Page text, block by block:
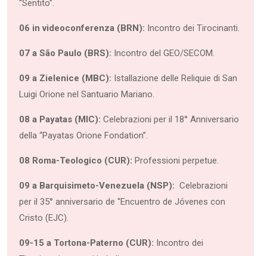
“Sentito”.
06 in videoconferenza (BRN): Incontro dei Tirocinanti.
07 a São Paulo (BRS): Incontro del GEO/SECOM.
09 a Zielenice (MBC): Istallazione delle Reliquie di San
Luigi Orione nel Santuario Mariano.
08 a Payatas (MIC): Celebrazioni per il 18° Anniversario
della “Payatas Orione Fondation”.
08 Roma-Teologico (CUR): Professioni perpetue.
09 a Barquisimeto-Venezuela (NSP): Celebrazioni
per il 35° anniversario de “Encuentro de Jóvenes con
Cristo (EJC).
09-15 a Tortona-Paterno (CUR): Incontro dei